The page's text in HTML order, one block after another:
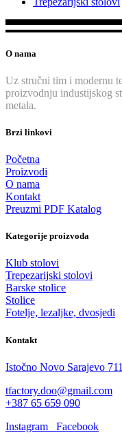
O nama
Uz stručni tim i modernu
proizvodnju industijskog
metala.
Brzi linkovi
Početna
Proizvodi
O nama
Kontakt
Preuzmi PDF Katalog
Kategorije proizvoda
Klub stolovi
Trepezarijski stolovi
Barske stolice
Stolice
Fotelje, lezaljke, dvosjedi
Kontakt
Istočno Novo Sarajevo
tfactory.doo@gmail.com
+387 65 659 090
Instagram Facebook